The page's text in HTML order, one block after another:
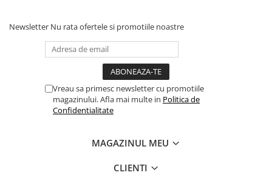
Multifunctionale laser
Accesorii switch-uri
Newsletter Nu rata ofertele si promotiile noastre
Vreau sa primesc newsletter cu promotiile
magazinului. Afla mai multe in Politica de
Confidentialitate
MAGAZINUL MEU
CLIENTI